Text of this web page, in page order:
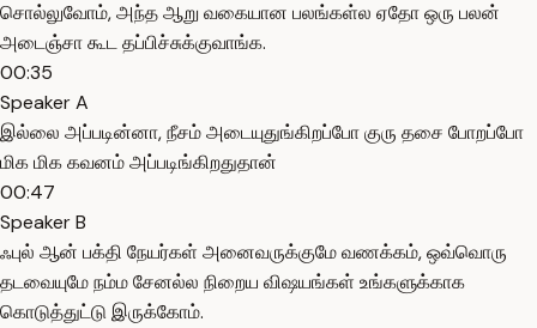
சொல்லுவோம், அந்த ஆறு வகையான பலங்கள்ல ஏதோ ஒரு பலன்
அடைஞ்சா கூட தப்பிச்சுக்குவாங்க.
00:35
Speaker A
இல்லை அப்படின்னா, நீசம் அடையுதுங்கிறப்போ குரு தசை போறப்போ
மிக மிக கவனம் அப்படிங்கிறதுதான்
00:47
Speaker B
ஃபுல் ஆன் பக்தி நேயர்கள் அனைவருக்குமே வணக்கம், ஒவ்வொரு
தடவையுமே நம்ம சேனல்ல நிறைய விஷயங்கள் உங்களுக்காக
கொடுத்துட்டு இருக்கோம்.